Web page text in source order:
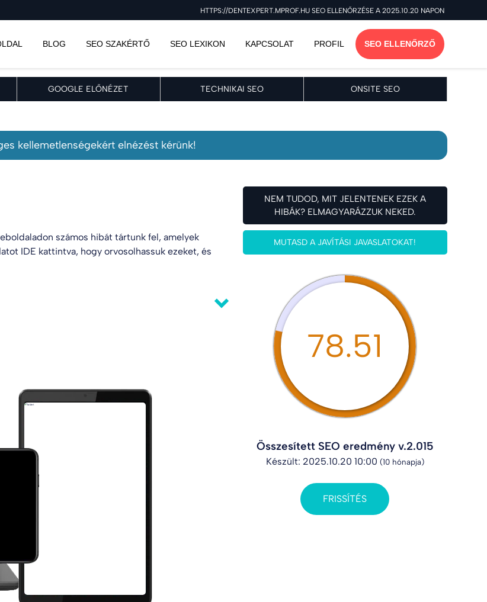
HTTPS://DENTEXPERT.MPROF.HU SEO ELLENŐRZÉSE A 2025.10.20 NAPON
BLOG SEO SZAKÉRTŐ SEO LEXIKON KAPCSOLAT PROFIL SEO ELLENŐRZŐ
GOOGLE ELŐNÉZET TECHNIKAI SEO ONSITE SEO
kellemetlenségekért elnézést kérünk!
számos hibát tártunk fel, amelyek
IDE kattintva, hogy orvosolhassuk ezeket, és
NEM TUDOD, MIT JELENTENEK EZEK A
HIBÁK? ELMAGYARÁZZUK NEKED.
MUTASD A JAVÍTÁSI JAVASLATOKAT!
78.51
Összesített SEO eredmény v.2.015
Készült: 2025.10.20 10:00 (10 hónapja)
FRISSÍTÉS